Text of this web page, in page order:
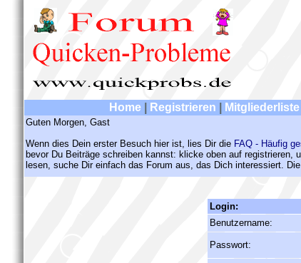
Home Registrieren Mitgliederliste
Guten Morgen, Gast
Wenn dies Dein erster Besuch hier ist, lies Dir die FAQ - Häufig
bevor Du Beiträge schreiben kannst: klicke oben auf
lesen, suche Dir einfach das Forum aus, das Dich interessiert.
Login:
Benutzername:
Passwort: